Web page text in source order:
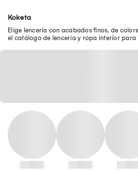
Koketa
Elige lencería con acabados finos, de
el catálogo de lencería y ropa interior para